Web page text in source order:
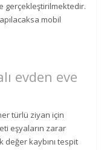
gerçekleştirilmektedir.
mobil
evden eve
türlü ziyan için
eşyaların zarar
kaybını tespit